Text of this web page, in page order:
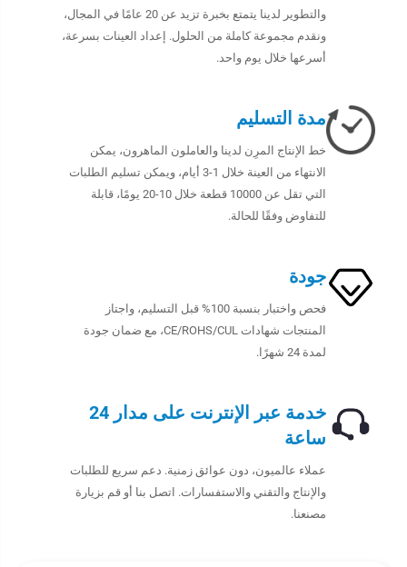
والتطوير لدينا يتمتع بخبرة تزيد عن 20 عامًا في المجال،
ونقدم مجموعة كاملة من الحلول. إعداد العينات بسرعة،
أسرعها خلال يوم واحد.
مدة التسليم
خط الإنتاج المرِن لدينا والعاملون الماهرون، يمكن
الانتهاء من العينة خلال 1-3 أيام، ويمكن تسليم الطلبات
التي تقل عن 10000 قطعة خلال 10-20 يومًا، قابلة
للتفاوض وفقًا للحالة.
جودة
فحص واختبار بنسبة 100% قبل التسليم، واجتاز
المنتجات شهادات CE/ROHS/CUL، مع ضمان جودة
لمدة 24 شهرًا.
خدمة عبر الإنترنت على مدار 24
ساعة
عملاء عالميون، دون عوائق زمنية. دعم سريع للطلبات
والإنتاج والتقني والاستفسارات. اتصل بنا أو قم بزيارة
مصنعنا.